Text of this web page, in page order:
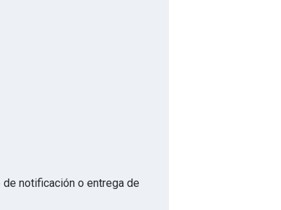
notificación o entrega de